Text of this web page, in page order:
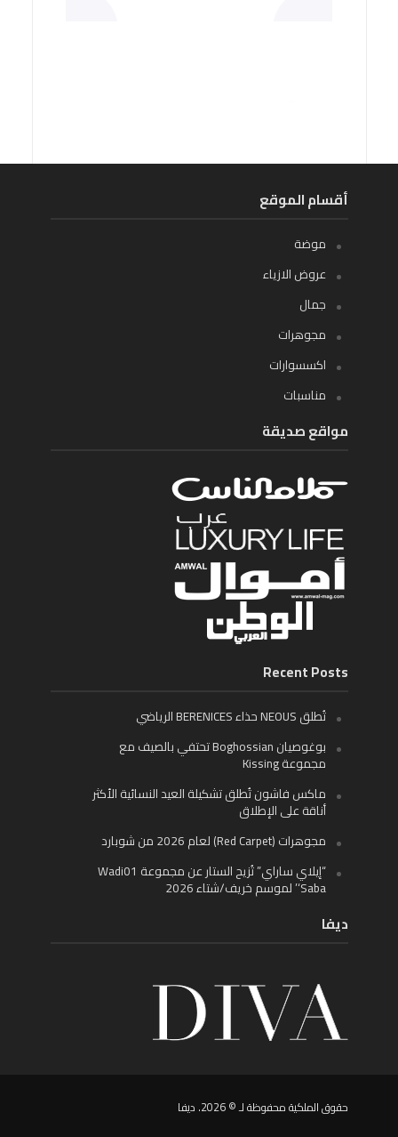
أقسام الموقع
موضة
عروض الازياء
جمال
مجوهرات
اكسسوارات
مناسبات
مواقع صديقة
Recent Posts
تُطلق NEOUS حذاء BERENICES الرياضي
بوغوصيان Boghossian تحتفي بالصيف مع
مجموعة Kissing
ماكس فاشون تُطلق تشكيلة العيد النسائية الأكثر
أناقة على الإطلاق
مجوهرات (Red Carpet) لعام 2026 من شوبارد
“إيلاي ساراي” تُزيح الستار عن مجموعة Wadi01
‘Saba’ لموسم خريف/شتاء 2026
ديفا
حقوق الملكية محفوظة لـ © 2026. ديفا